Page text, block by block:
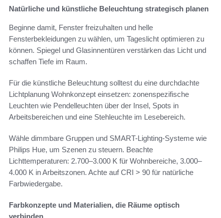
Natürliche und künstliche Beleuchtung strategisch planen
Beginne damit, Fenster freizuhalten und helle
Fensterbekleidungen zu wählen, um Tageslicht optimieren zu
können. Spiegel und Glasinnentüren verstärken das Licht und
schaffen Tiefe im Raum.
Für die künstliche Beleuchtung solltest du eine durchdachte
Lichtplanung Wohnkonzept einsetzen: zonenspezifische
Leuchten wie Pendelleuchten über der Insel, Spots in
Arbeitsbereichen und eine Stehleuchte im Lesebereich.
Wähle dimmbare Gruppen und SMART-Lighting-Systeme wie
Philips Hue, um Szenen zu steuern. Beachte
Lichttemperaturen: 2.700–3.000 K für Wohnbereiche, 3.000–
4.000 K in Arbeitszonen. Achte auf CRI > 90 für natürliche
Farbwiedergabe.
Farbkonzepte und Materialien, die Räume optisch